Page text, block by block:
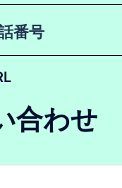
番号
合わせ